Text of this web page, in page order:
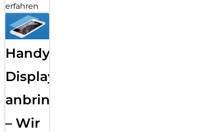
erfahren
Handy
Displayfolie
anbringen
– Wir